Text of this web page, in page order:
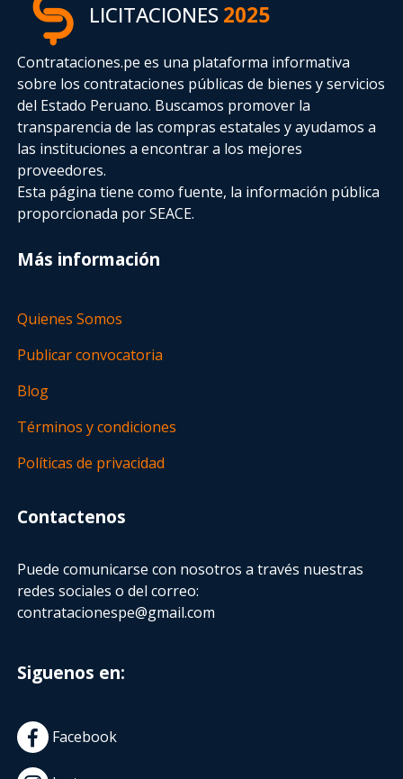
LICITACIONES2025
Contrataciones.pe es una plataforma informativa
sobre los contrataciones públicas de bienes y servicios
del Estado Peruano. Buscamos promover la
transparencia de las compras estatalesy ayudamos a
las instituciones a encontrar a los mejores
proveedores.
Esta página tiene como fuente, la información pública
proporcionada por SEACE.
Más información
Quienes Somos
Publicar convocatoria
Blog
Términos y condiciones
Políticas de privacidad
Contactenos
Puede comunicarse con nosotros a través nuestras
redes sociales o del correo:
contratacionespe@gmail.com
Siguenos en:
Facebook